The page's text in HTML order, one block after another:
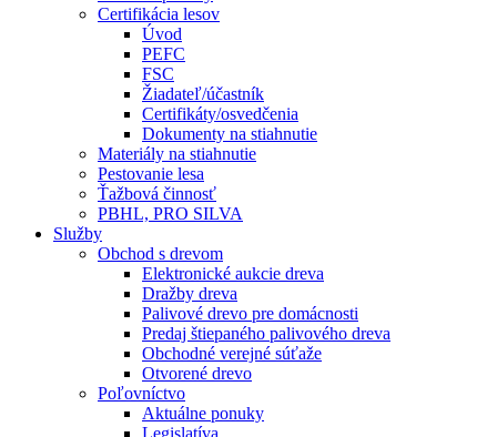
Certifikácia lesov
Úvod
PEFC
FSC
Žiadateľ/účastník
Certifikáty/osvedčenia
Dokumenty na stiahnutie
Materiály na stiahnutie
Pestovanie lesa
Ťažbová činnosť
PBHL, PRO SILVA
Služby
Obchod s drevom
Elektronické aukcie dreva
Dražby dreva
Palivové drevo pre domácnosti
Predaj štiepaného palivového dreva
Obchodné verejné súťaže
Otvorené drevo
Poľovníctvo
Aktuálne ponuky
Legislatíva